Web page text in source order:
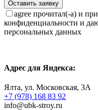
agree прочитал(-а) и
конфиденциальности и
персональных данных
Адрес для Яндекса:
Ялта, ул. Московская, 3А
+7 (978) 168 83 92
info@ubk-stroy.ru